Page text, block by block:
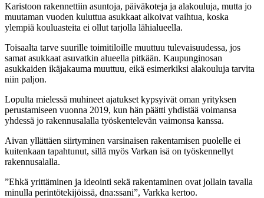
Karistoon rakennettiin asuntoja, päiväkoteja ja alakouluja, mutta jo
muutaman vuoden kuluttua asukkaat alkoivat vaihtua, koska
ylempiä kouluasteita ei ollut tarjolla lähialueella.
Toisaalta tarve suurille toimitiloille muuttuu tulevaisuudessa, jos
samat asukkaat asuvatkin alueella pitkään. Kaupunginosan
asukkaiden ikäjakauma muuttuu, eikä esimerkiksi alakouluja tarvita
niin paljon.
Lopulta mielessä muhineet ajatukset kypsyivät oman yrityksen
perustamiseen vuonna 2019, kun hän päätti yhdistää voimansa
yhdessä jo rakennusalalla työskentelevän vaimonsa kanssa.
Aivan yllättäen siirtyminen varsinaisen rakentamisen puolelle ei
kuitenkaan tapahtunut, sillä myös Varkan isä on työskennellyt
rakennusalalla.
”Ehkä yrittäminen ja ideointi sekä rakentaminen ovat jollain tavalla
minulla perintötekijöissä, dna:ssani”, Varkka kertoo.